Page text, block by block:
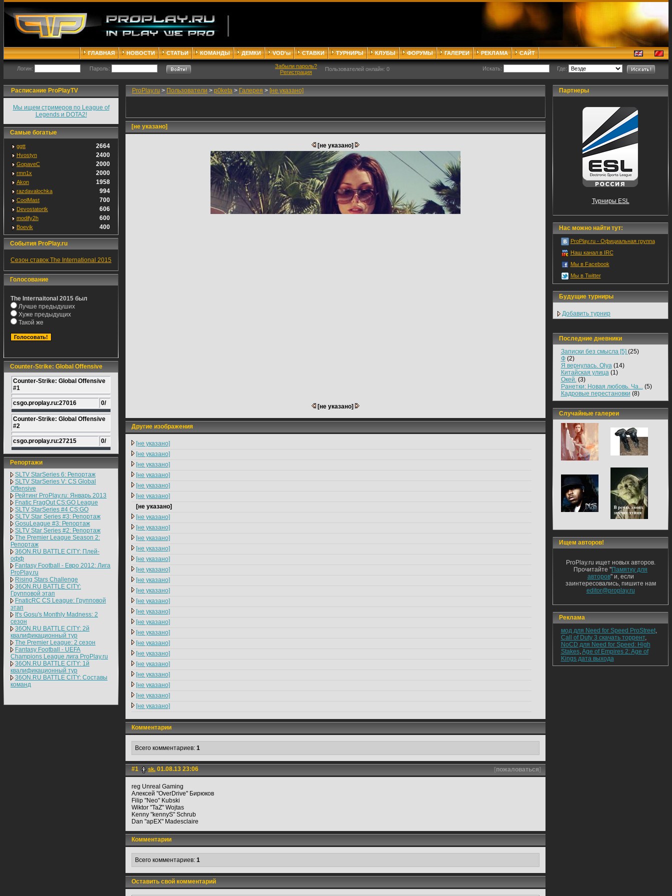
ГЛАВНАЯ НОВОСТИ СТАТЬИ КОМАНДЫ ДЕМКИ VOD'ы СТАВКИ ТУРНИРЫ КЛУБЫ ФОРУМЫ ГАЛЕРЕИ РЕКЛАМА САЙТ
Логин: Пароль:
Забыли пароль?
Регистрация
Пользователей онлайн: 0 Искать: Где:
Расписание ProPlayTV
Мы ищем стримеров по League of
Legends и DOTA2!
Самые богатые
ggtt 2664
Hvostyn 2400
GopaveC 2000
rmn1x 2000
Akon 1958
razdavalochka 994
CoolMast 700
Devostatortk 606
modify2h 600
Boevik 400
События ProPlay.ru
Сезон ставок The International 2015
Голосование
The Internaitonal 2015 был
Лучше предыдуших
Хуже предыдущих
Такой же
Counter-Strike: Global Offensive
Counter-Strike: Global Offensive
#1
csgo.proplay.ru:27016 0/
Counter-Strike: Global Offensive
#2
csgo.proplay.ru:27215 0/
Репортажи
SLTV StarSeries 6: Репортаж
SLTV StarSeries V: CS Global
Offensive
Рейтинг ProPlay.ru: Январь 2013
Fnatic FragOut CS:GO League
SLTV StarSeries #4 CS:GO
SLTV Star Series #3: Репортаж
GosuLeague #3: Репортаж
SLTV Star Series #2: Репортаж
The Premier League Season 2:
Репортаж
36ON.RU BATTLE CITY: Плей-
офф
Fantasy Football - Евро 2012: Лига
ProPlay.ru
Rising Stars Challenge
36ON.RU BATTLE CITY:
Групповой этап
FnaticRC CS League: Групповой
этап
It's Gosu's Monthly Madness: 2
сезон
36ON.RU BATTLE CITY: 2й
квалификационный тур
The Premier League: 2 cезон
Fantasy Football - UEFA
Champions League лига ProPlay.ru
36ON.RU BATTLE CITY: 1й
квалификационный тур
36ON.RU BATTLE CITY: Составы
команд
ProPlay.ru > Пользователи > p0keta > Галерея > [не указано]
[не указано]
[не указано]
[не указано]
Другие изображения
[не указано]
[не указано]
[не указано]
[не указано]
[не указано]
[не указано]
[не указано]
[не указано]
[не указано]
[не указано]
[не указано]
[не указано]
[не указано]
[не указано]
[не указано]
[не указано]
[не указано]
[не указано]
[не указано]
[не указано]
[не указано]
[не указано]
[не указано]
[не указано]
[не указано]
[не указано]
Комментарии
Всего комментариев: 1
#1 sk. 01.08.13 23:06 [пожаловаться]
reg Unreal Gaming
Алексей "OverDrive" Бирюков
Filip "Neo" Kubski
Wiktor "TaZ" Wojtas
Kenny "kennyS" Schrub
Dan "apEX" Madesclaire
Комментарии
Всего комментариев: 1
Оставить свой комментарий
Партнеры
Турниры ESL
Нас можно найти тут:
ProPlay.ru - Официальная группа
Наш канал в IRC
Мы в Facebook
Мы в Twitter
Будущие турниры
Добавить турнир
Последние дневники
Записки без смысла [5] (25)
Ф(2)
Я вернулась. Olya(14)
Китайская улица(1)
Окей.(3)
Ранетки: Новая любовь. Ча...(5)
Кадровые перестановки (8)
Случайные галереи
Ищем авторов!
ProPlay.ru ищет новых авторов.
Прочитайте "Памятку для
авторов" и, если
заинтересовались, пишите нам
editor@proplay.ru
Реклама
мод для Need for Speed ProStreet,
Call of Duty 3 скачать торрент,
NoCD для Need for Speed: High
Stakes,Age of Empires 2: Age of
Kings дата выхода